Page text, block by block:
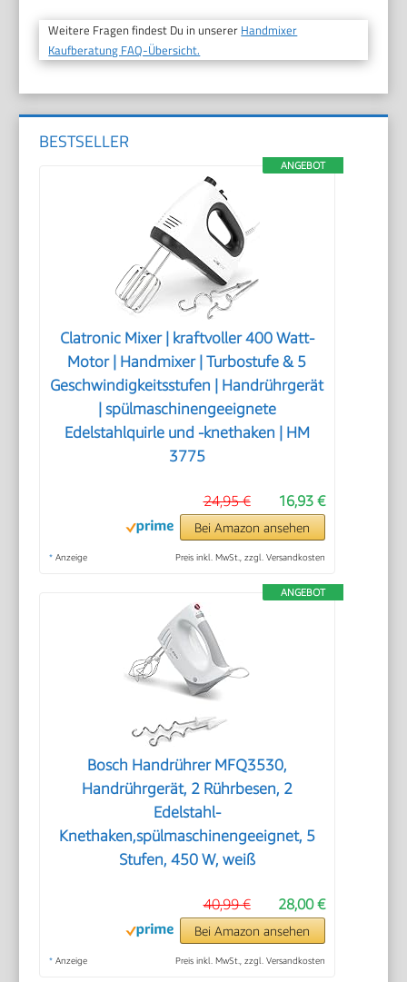
Weitere Fragen findest Du in unserer Handmixer
Kaufberatung FAQ-Übersicht.
BESTSELLER
ANGEBOT
Clatronic Mixer | kraftvoller 400 Watt-
Motor | Handmixer | Turbostufe & 5
Geschwindigkeitsstufen | Handrührgerät
| spülmaschinengeeignete
Edelstahlquirle und -knethaken | HM
3775
16,93 €
24,95 €
Bei Amazon ansehen
* Anzeige Preis inkl. MwSt., zzgl. Versandkosten
ANGEBOT
Bosch Handrührer MFQ3530,
Handrührgerät, 2 Rührbesen, 2
Edelstahl-
Knethaken,spülmaschinengeeignet, 5
Stufen, 450 W, weiß
28,00 €
40,99 €
Bei Amazon ansehen
* Anzeige Preis inkl. MwSt., zzgl. Versandkosten